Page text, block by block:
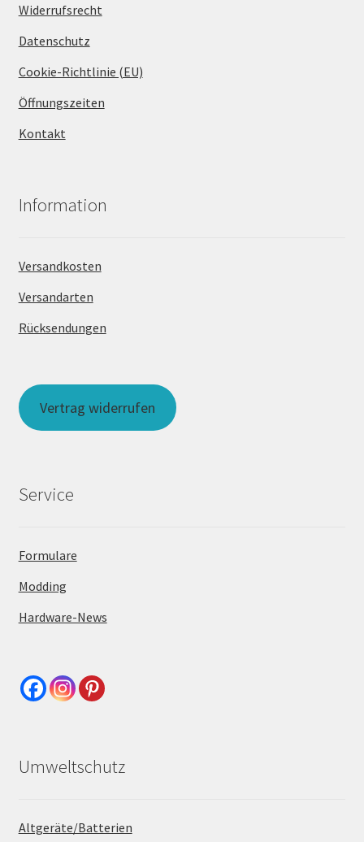
Widerrufsrecht
Datenschutz
Cookie-Richtlinie (EU)
Öffnungszeiten
Kontakt
Information
Versandkosten
Versandarten
Rücksendungen
Vertrag widerrufen
Service
Formulare
Modding
Hardware-News
Umweltschutz
Altgeräte/Batterien